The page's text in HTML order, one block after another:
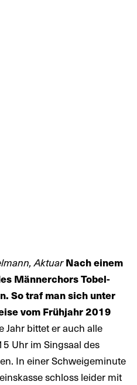
Aktuar Nach einem
Männerchors Tobel-
So traf man sich unter
vom Frühjahr 2019
Jahr bittet er auch alle
Uhr im Singsaal des
In einer Schweigeminute
schloss leider mit